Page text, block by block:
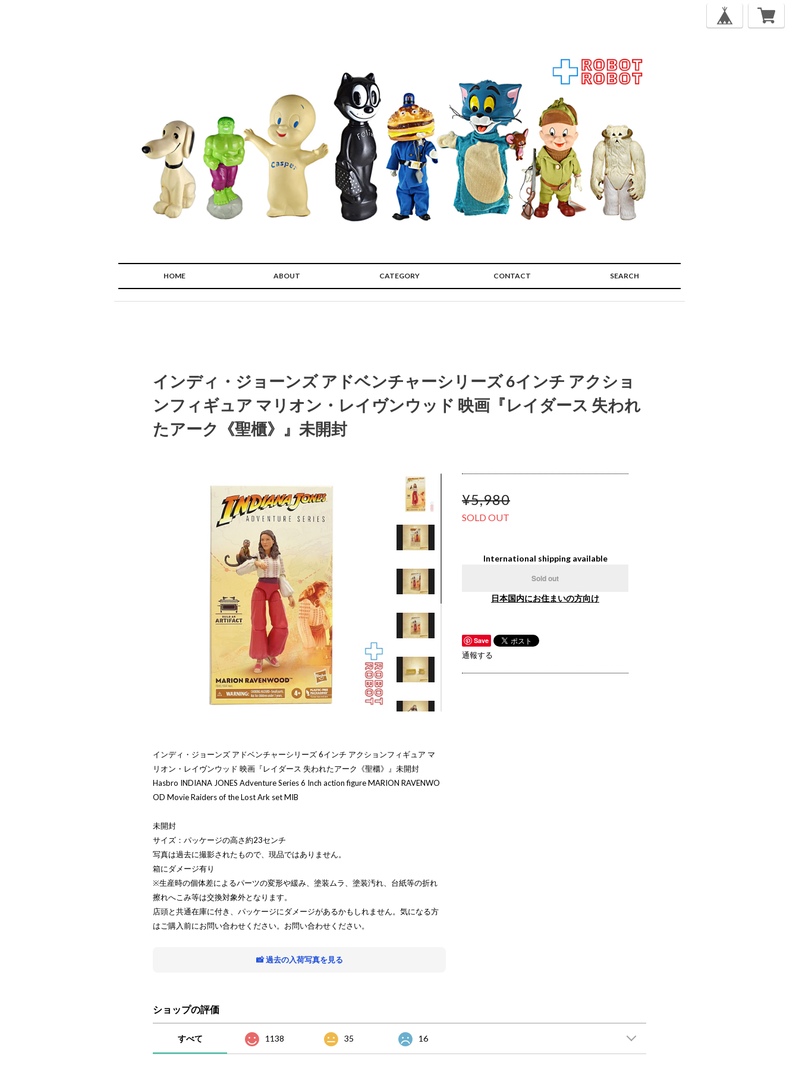
HOME ABOUT CATEGORY CONTACT SEARCH
インディ・ジョーンズ アドベンチャーシリーズ 6インチ アクショ
ンフィギュア マリオン・レイヴンウッド 映画『レイダース 失われ
たアーク《聖櫃》』未開封
インディ・ジョーンズ アドベンチャーシリーズ 6インチ アクションフィギュア マ
リオン・レイヴンウッド 映画『レイダース 失われたアーク《聖櫃》』未開封
Hasbro INDIANA JONES Adventure Series 6 Inch action figure MARION RAVENWO
OD Movie Raiders of the Lost Ark set MIB
未開封
サイズ：パッケージの高さ約23センチ
写真は過去に撮影されたもので、現品ではありません。
箱にダメージ有り
※生産時の個体差によるパーツの変形や緩み、塗装ムラ、塗装汚れ、台紙等の折れ
擦れへこみ等は交換対象外となります。
店頭と共通在庫に付き、パッケージにダメージがあるかもしれません。気になる方
はご購入前にお問い合わせください。お問い合わせください。
📸 過去の入荷写真を見る
¥5,980
SOLD OUT
International shipping available
Sold out
日本国内にお住まいの方向け
Save
通報する
ショップの評価
すべて 1138 35 16